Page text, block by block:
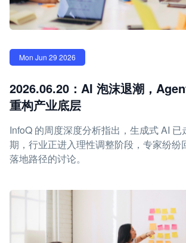
Mon Jun 29 2026
2026.06.20：AI 泡沫退潮，
重构产业底层
InfoQ 的周度深度分析指出，生成式 AI 已
期，行业正进入理性调整阶段，专家纷纷
落地路径的讨论。